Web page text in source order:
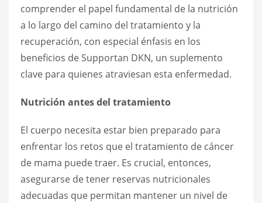
comprender el papel fundamental de la nutrición
a lo largo del camino del tratamiento y la
recuperación, con especial énfasis en los
beneficios de Supportan DKN, un suplemento
clave para quienes atraviesan esta enfermedad.
Nutrición antes del tratamiento
El cuerpo necesita estar bien preparado para
enfrentar los retos que el tratamiento de cáncer
de mama puede traer. Es crucial, entonces,
asegurarse de tener reservas nutricionales
adecuadas que permitan mantener un nivel de